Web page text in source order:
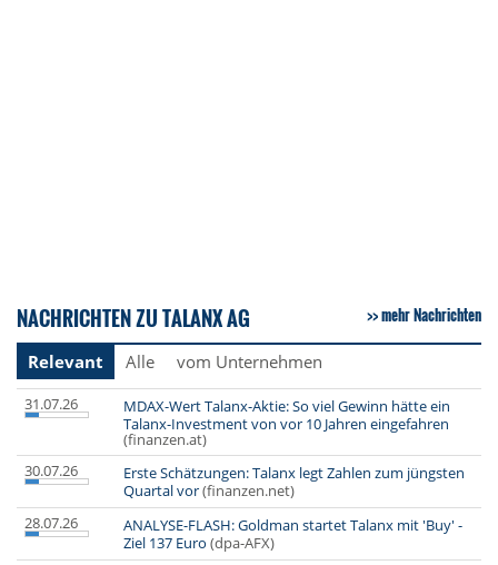
NACHRICHTEN ZU TALANX AG mehr Nachrichten
Relevant Alle vom Unternehmen
31.07.26
MDAX-Wert Talanx-Aktie: So viel Gewinn hätte ein
Talanx-Investment von vor 10 Jahren eingefahren
(finanzen.at)
30.07.26
Erste Schätzungen: Talanx legt Zahlen zum jüngsten
Quartal vor(finanzen.net)
28.07.26
ANALYSE-FLASH: Goldman startet Talanx mit 'Buy' -
Ziel 137 Euro (dpa-AFX)